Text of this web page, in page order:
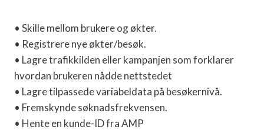
• Skille mellom brukere og økter.
• Registrere nye økter/besøk.
• Lagre trafikkilden eller kampanjen som forklarer
hvordan brukeren nådde nettstedet
• Lagre tilpassede variabeldata på besøkernivå.
• Fremskynde søknadsfrekvensen.
• Hente en kunde-ID fra AMP